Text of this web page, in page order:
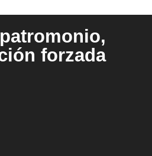
forzada